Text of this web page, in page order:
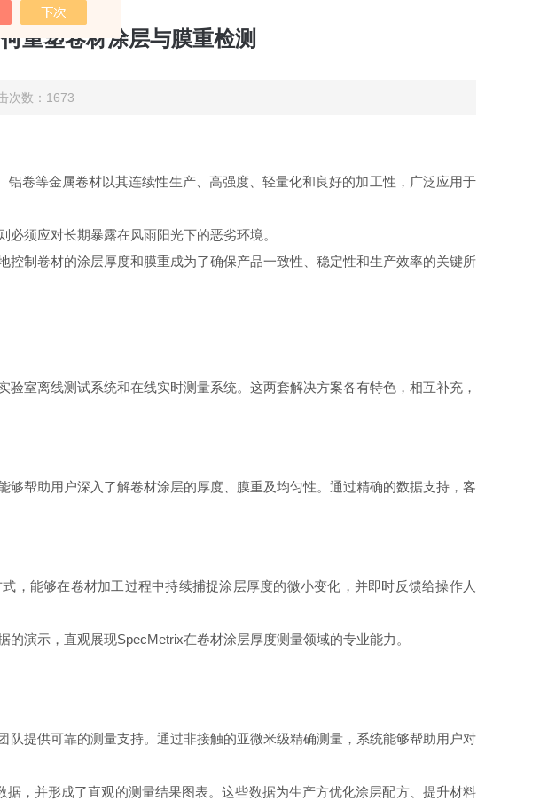
重塑卷材涂层与膜重检测
数：1673
卷等金属卷材以其连续性生产、高强度、轻量化和良好的加工性，广泛应用于
须应对长期暴露在风雨阳光下的恶劣环境。
制卷材的涂层厚度和膜重成为了确保产品一致性、稳定性和生产效率的关键所
室离线测试系统和在线实时测量系统。这两套解决方案各有特色，相互补充，
帮助用户深入了解卷材涂层的厚度、膜重及均匀性。通过精确的数据支持，客
，能够在卷材加工过程中持续捕捉涂层厚度的微小变化，并即时反馈给操作人
演示，直观展现SpecMetrix在卷材涂层厚度测量领域的专业能力。
提供可靠的测量支持。通过非接触的亚微米级精确测量，系统能够帮助用户对
，并形成了直观的测量结果图表。这些数据为生产方优化涂层配方、提升材料